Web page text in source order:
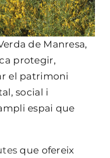
de Manresa,
protegir,
el patrimoni
social i
espai que
que ofereix